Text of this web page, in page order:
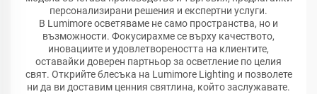
персонализирани решения и експертни услуги.
В Lumimore осветяваме не само пространства, но и
възможности. Фокусирахме се върху качеството,
иновациите и удовлетвореността на клиентите,
оставайки доверен партньор за осветление по целия
свят. Открийте блесъка на Lumimore Lighting и позволете
ни да ви доставим ценния святлина, който заслужавате.